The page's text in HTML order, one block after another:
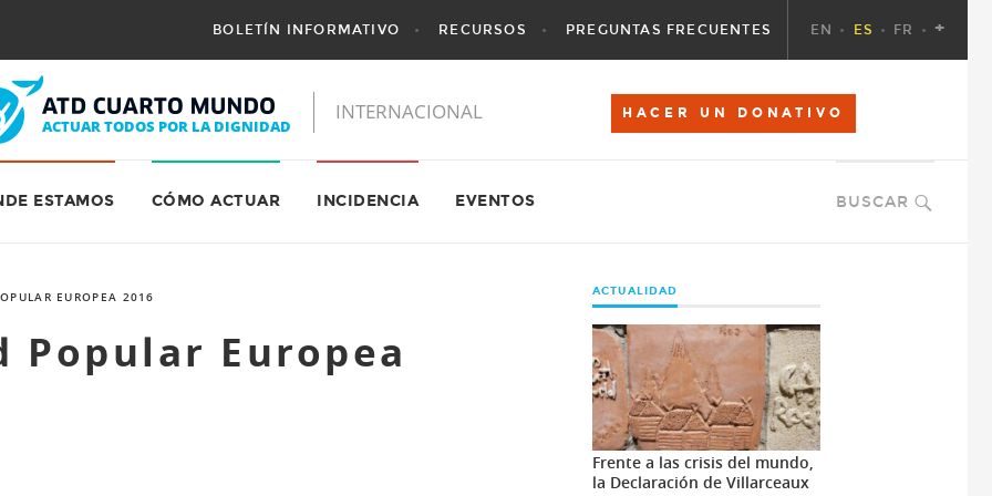
EN ES FR +
BOLETÍN INFORMATIVO RECURSOS PREGUNTAS FRECUENTES
HACER UN DONATIVO
BUSCAR
ESTAMOS CÓMO ACTUAR INCIDENCIA EVENTOS
EUROPEA 2016
Popular Europea
ACTUALIDAD
Frente a las crisis del mundo,
la Declaración de Villarceaux